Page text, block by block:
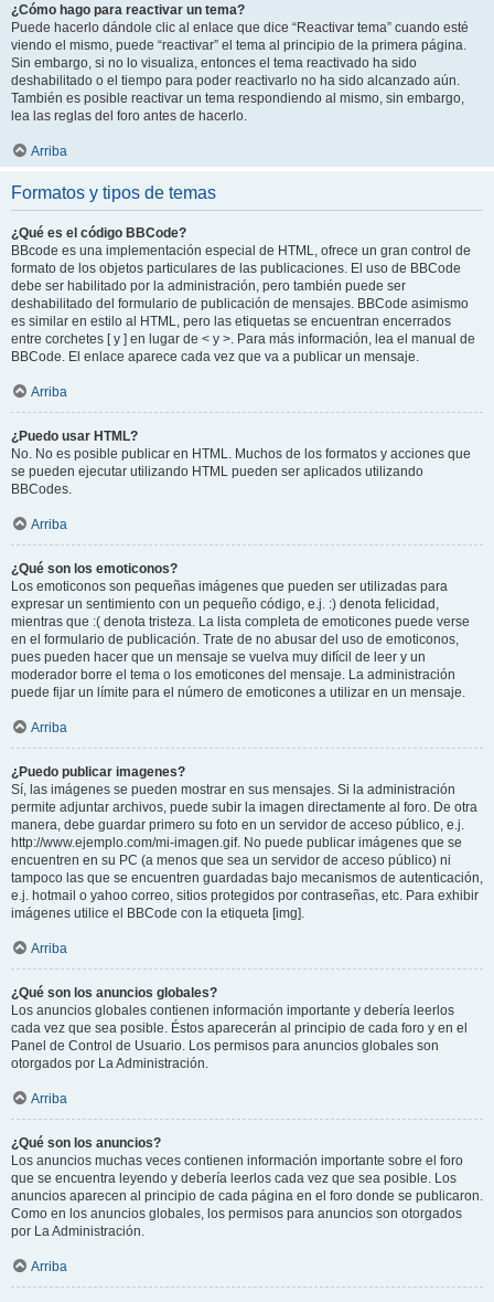
¿Cómo hago para reactivar un tema?
Puede hacerlo dándole clic al enlace que dice “Reactivar tema” cuando esté
viendo el mismo, puede “reactivar” el tema al principio de la primera página.
Sin embargo, si no lo visualiza, entonces el tema reactivado ha sido
deshabilitado o el tiempo para poder reactivarlo no ha sido alcanzado aún.
También es posible reactivar un tema respondiendo al mismo, sin embargo,
lea las reglas del foro antes de hacerlo.
Arriba
Formatos y tipos de temas
¿Qué es el código BBCode?
BBcode es una implementación especial de HTML, ofrece un gran control de
formato de los objetos particulares de las publicaciones. El uso de BBCode
debe ser habilitado por la administración, pero también puede ser
deshabilitado del formulario de publicación de mensajes. BBCode asimismo
es similar en estilo al HTML, pero las etiquetas se encuentran encerrados
entre corchetes [ y ] en lugar de < y >. Para más información, lea el manual de
BBCode. El enlace aparece cada vez que va a publicar un mensaje.
Arriba
¿Puedo usar HTML?
No. No es posible publicar en HTML. Muchos de los formatos y acciones que
se pueden ejecutar utilizando HTML pueden ser aplicados utilizando
BBCodes.
Arriba
¿Qué son los emoticonos?
Los emoticonos son pequeñas imágenes que pueden ser utilizadas para
expresar un sentimiento con un pequeño código, e.j. :) denota felicidad,
mientras que :( denota tristeza. La lista completa de emoticones puede verse
en el formulario de publicación. Trate de no abusar del uso de emoticonos,
pues pueden hacer que un mensaje se vuelva muy difícil de leer y un
moderador borre el tema o los emoticones del mensaje. La administración
puede fijar un límite para el número de emoticones a utilizar en un mensaje.
Arriba
¿Puedo publicar imagenes?
Sí, las imágenes se pueden mostrar en sus mensajes. Si la administración
permite adjuntar archivos, puede subir la imagen directamente al foro. De otra
manera, debe guardar primero su foto en un servidor de acceso público, e.j.
http://www.ejemplo.com/mi-imagen.gif. No puede publicar imágenes que se
encuentren en su PC (a menos que sea un servidor de acceso público) ni
tampoco las que se encuentren guardadas bajo mecanismos de autenticación,
e.j. hotmail o yahoo correo, sitios protegidos por contraseñas, etc. Para exhibir
imágenes utilice el BBCode con la etiqueta [img].
Arriba
¿Qué son los anuncios globales?
Los anuncios globales contienen información importante y debería leerlos
cada vez que sea posible. Éstos aparecerán al principio de cada foro y en el
Panel de Control de Usuario. Los permisos para anuncios globales son
otorgados por La Administración.
Arriba
¿Qué son los anuncios?
Los anuncios muchas veces contienen información importante sobre el foro
que se encuentra leyendo y debería leerlos cada vez que sea posible. Los
anuncios aparecen al principio de cada página en el foro donde se publicaron.
Como en los anuncios globales, los permisos para anuncios son otorgados
por La Administración.
Arriba